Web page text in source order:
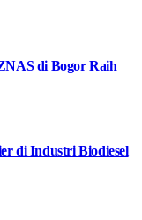
di Bogor Raih
di Industri Biodiesel